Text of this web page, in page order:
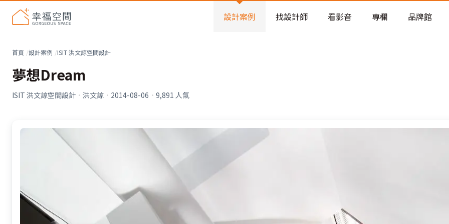
老屋預算分配與高 CP 值煥新術
設計案例 找設計師 看影音 專欄 品牌館
首頁 設計案例 ISIT 洪文諒空間設計
夢想Dream
ISIT 洪文諒空間設計 · 洪文諒 · 2014-08-06 · 9,891 人氣